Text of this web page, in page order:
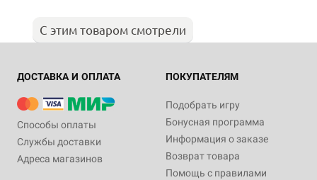
С этим товаром смотрели
ДОСТАВКА И ОПЛАТА
Способы оплаты
Службы доставки
Адреса магазинов
ПОКУПАТЕЛЯМ
Подобрать игру
Бонусная программа
Информация о заказе
Возврат товара
Помощь с правилами